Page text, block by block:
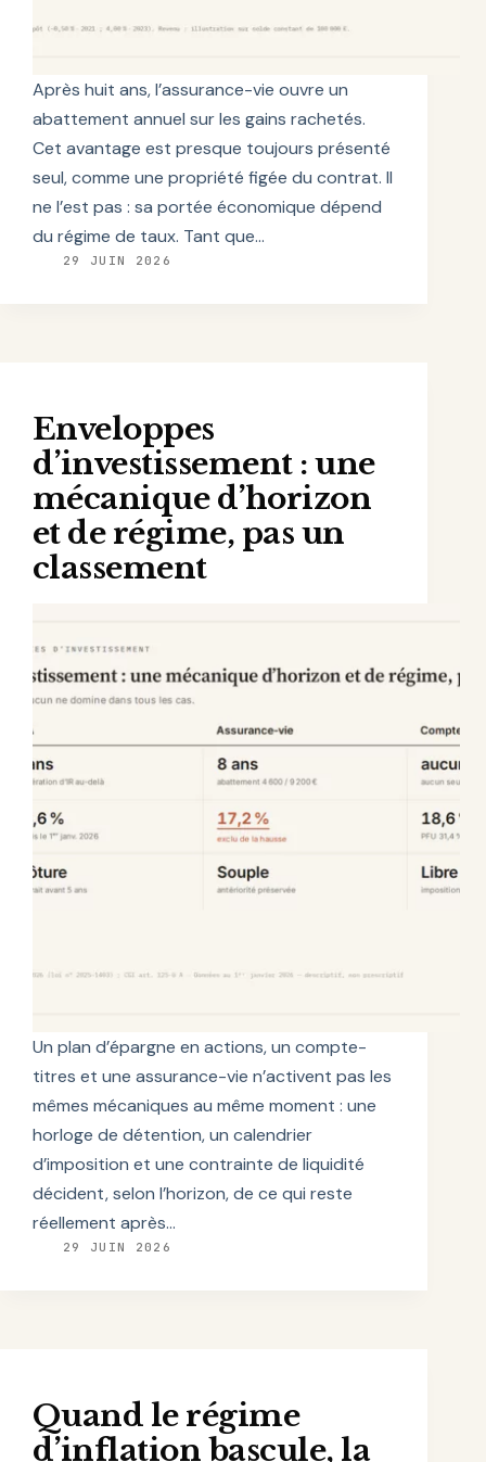
Après huit ans, l’assurance-vie ouvre un
abattement annuel sur les gains rachetés.
Cet avantage est presque toujours présenté
seul, comme une propriété figée du contrat. Il
ne l’est pas : sa portée économique dépend
du régime de taux. Tant que…
29 JUIN 2026
Enveloppes
d’investissement : une
mécanique d’horizon
et de régime, pas un
classement
Un plan d’épargne en actions, un compte-
titres et une assurance-vie n’activent pas les
mêmes mécaniques au même moment : une
horloge de détention, un calendrier
d’imposition et une contrainte de liquidité
décident, selon l’horizon, de ce qui reste
réellement après…
29 JUIN 2026
Quand le régime
d’inflation bascule, la